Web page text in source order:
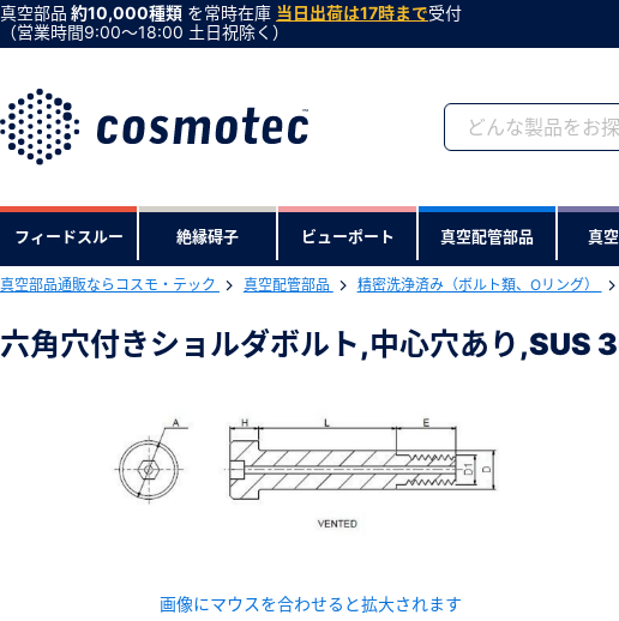
真空部品 約10,000種類 を常時在庫 当日出荷は17時まで受付
（営業時間9:00〜18:00 土日祝除く）
フィードスルー 絶縁碍子 ビューポート 真空配管部品 真
真空部品通販ならコスモ・テック 真空配管部品 精密洗浄済み（ボルト類、Oリング）
六角穴付きショルダボルト,中心穴あり
画像にマウスを合わせると拡大されます
下記製品のRoHS2適合報告書のダウンロード
会社・学校・研究機関名
会員登録がお済みでない
会員登録をすれば、便利な機能がご利用いただ